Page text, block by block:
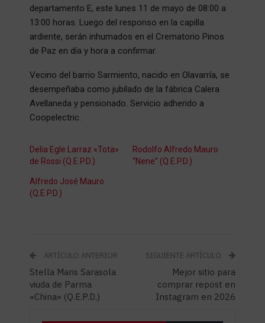
departamento E, este lunes 11 de mayo de 08:00 a
13:00 horas. Luego del responso en la capilla
ardiente, serán inhumados en el Crematorio Pinos
de Paz en día y hora a confirmar.
Vecino del barrio Sarmiento, nacido en Olavarría, se
desempeñaba como jubilado de la fábrica Calera
Avellaneda y pensionado. Servicio adherido a
Coopelectric.
Delia Egle Larraz «Tota»
de Rossi (Q.E.P.D.)
Rodolfo Alfredo Mauro
“Nene” (Q.E.P.D.)
Alfredo José Mauro
(Q.E.P.D.)
ARTÍCULO ANTERIOR
Stella Maris Sarasola
viuda de Parma
«China» (Q.E.P.D.)
SIGUIENTE ARTÍCULO
Mejor sitio para
comprar repost en
Instagram en 2026